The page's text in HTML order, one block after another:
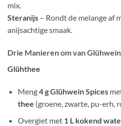
mix.
Steranijs – Rondt de melange af
anijsachtige smaak.
Drie Manieren om van
Glühthee
Meng4 g Glühwein Spices
thee (groene, zwarte, pu-erh,
Overgiet met 1 L kokend